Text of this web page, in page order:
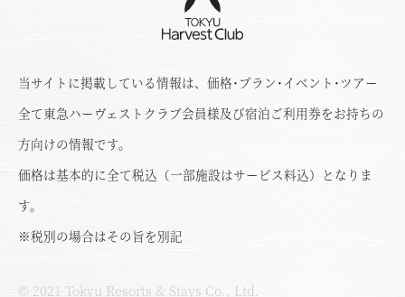
当サイトに掲載している情報は、価格･プラン･イベント･ツアー
全て東急ハーヴェストクラブ会員様及び宿泊ご利用券をお持ちの
方向けの情報です。
価格は基本的に全て税込（一部施設はサービス料込）となりま
す。
※税別の場合はその旨を別記
© 2021 Tokyu Resorts & Stays Co., Ltd.